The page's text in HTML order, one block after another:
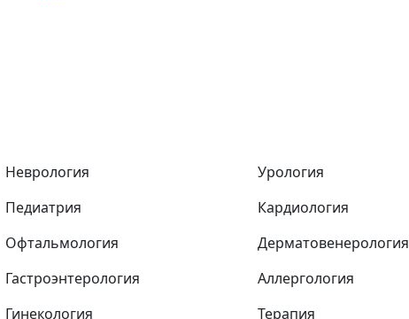
Неврология
Педиатрия
Офтальмология
Гастроэнтерология
Гинекология
Урология
Кардиология
Дерматовенерология
Аллергология
Терапия